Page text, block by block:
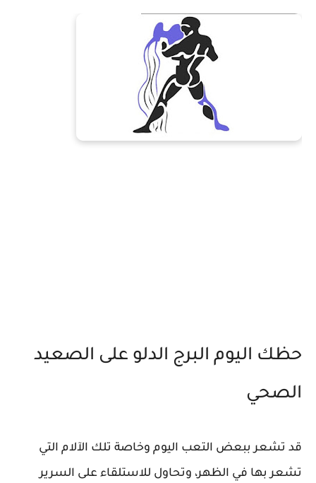
حظك اليوم البرج الدلو على الصعيد
الصحي
قد تشعر ببعض التعب اليوم وخاصة تلك الآلام التي
تشعر بها في الظهر، وتحاول للاستلقاء على السرير